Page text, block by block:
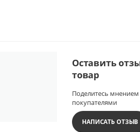
Оставить
товар
Поделитесь
покупателями
НАПИСАТЬ ОТЗЫВ